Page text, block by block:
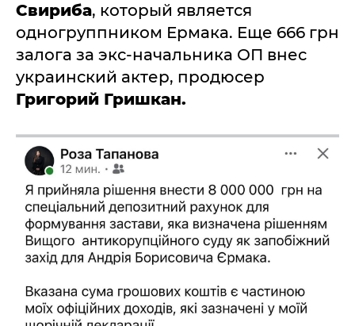
Свириба, который является
одногруппником Ермака. Еще 666 грн
залога за экс-начальника ОП внес
украинский актер, продюсер
Григорий Гришкан.